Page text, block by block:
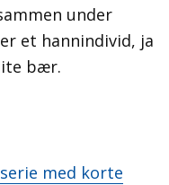
under
et hannindivid, ja
bær.
serie med korte